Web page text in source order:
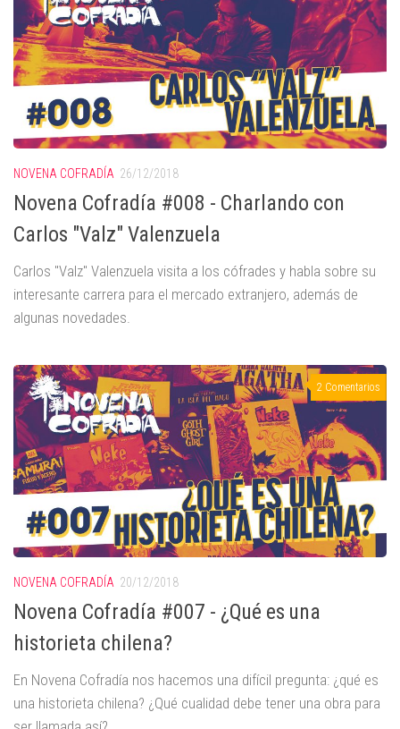
NOVENA COFRADÍA 26/12/2018
Novena Cofradía #008 - Charlando con
Carlos "Valz" Valenzuela
Carlos "Valz" Valenzuela visita a los cófrades y habla sobre su
interesante carrera para el mercado extranjero, además de
algunas novedades.
2 Comentarios
NOVENA COFRADÍA 20/12/2018
Novena Cofradía #007 - ¿Qué es una
historieta chilena?
En Novena Cofradía nos hacemos una difícil pregunta: ¿qué es
una historieta chilena? ¿Qué cualidad debe tener una obra para